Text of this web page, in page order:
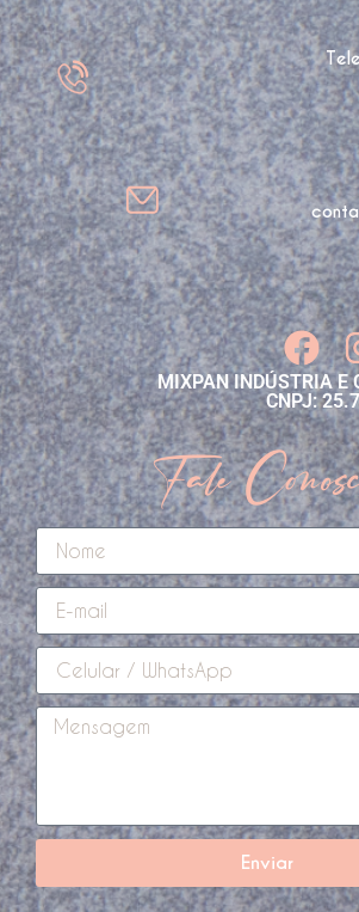
MIXPAN INDÚSTRIA E
CNPJ:
Fale
Enviar